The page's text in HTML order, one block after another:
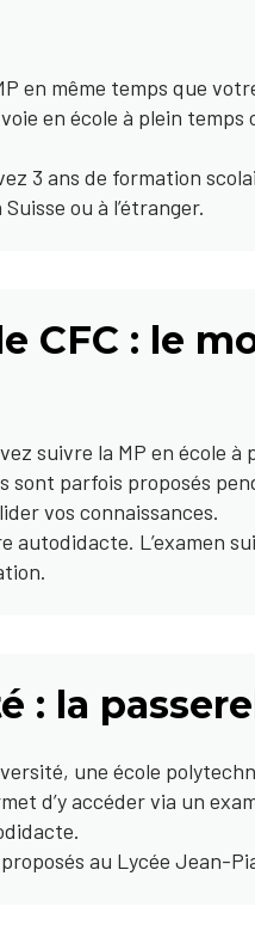
en même temps que
en école à plein temps
3 ans de formation
ou à l’étranger.
CFC : le
suivre la MP en école à
parfois proposés
vos connaissances.
autodidacte. L’examen
: la
une école
d’y accéder via un
au Lycée Jean-